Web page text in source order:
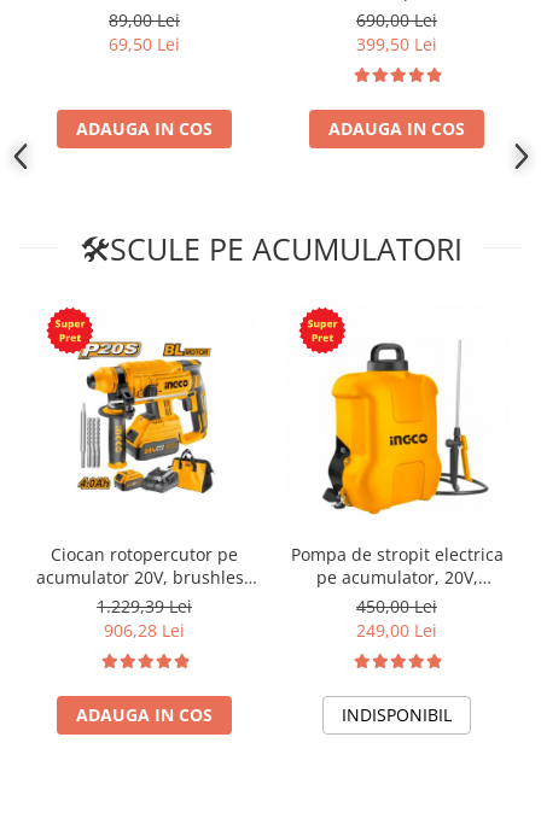
89,00 Lei
69,50 Lei
ADAUGA IN COS
acumulatori 20v, motor fara
perii
690,00 Lei
399,50 Lei
ADAUGA IN COS
🛠SCULE PE ACUMULATORI
Ciocan rotopercutor pe
acumulator 20V, brushless
+ 2 acumulatori 4Ah,
accesorii incluse
1.229,39 Lei
906,28 Lei
ADAUGA IN COS
Pompa de stropit electrica
pe acumulator, 20V,
capacitate 16 L
450,00 Lei
249,00 Lei
INDISPONIBIL